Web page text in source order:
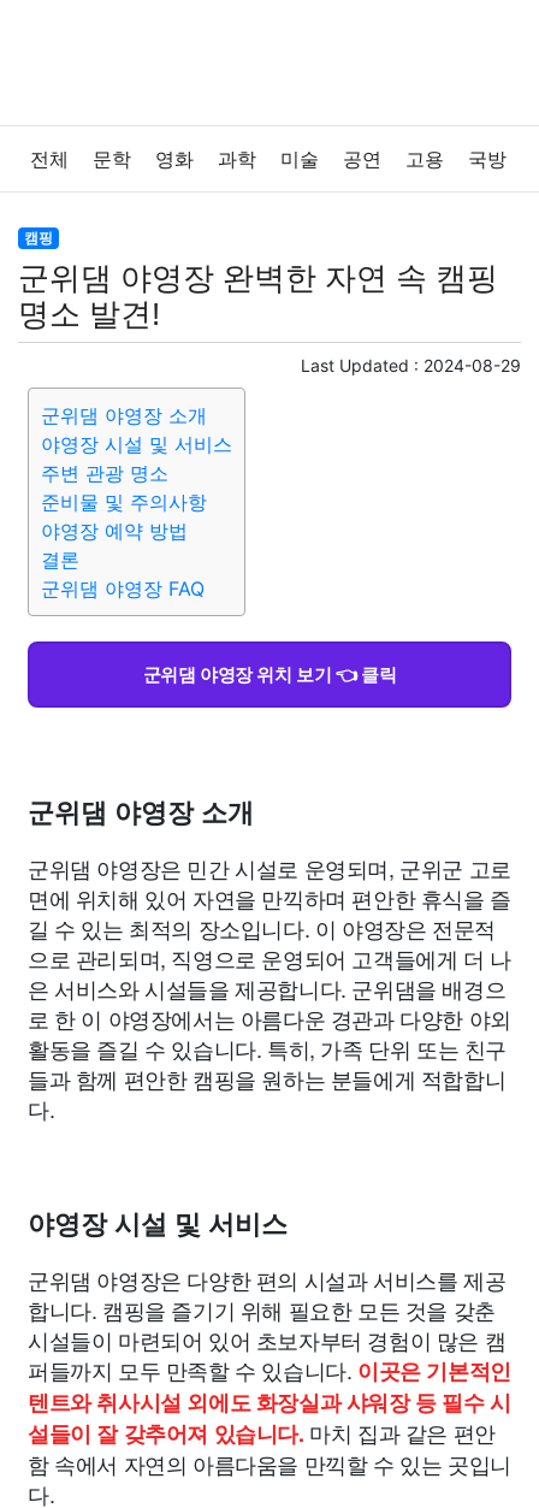
전체 문학 영화 과학 미술 공연 고용 국방
법률
보건 질병 가요 방송 일상 주식 암호화폐
반려동물 패션 미용
증권 인테리어 요리
게임 스포츠 사진
맛집
의료 의학 경제 마케팅
기타
캠핑
군위댐 야영장 완벽한 자연 속 캠핑
명소 발견!
Last Updated : 2024-08-29
군위댐 야영장 소개
야영장 시설 및 서비스
주변 관광 명소
준비물 및 주의사항
야영장 예약 방법
결론
군위댐 야영장 FAQ
군위댐 야영장 위치 보기 👈 클릭
군위댐 야영장 소개
군위댐 야영장은 민간 시설로 운영되며, 군위군 고로
면에 위치해 있어 자연을 만끽하며 편안한 휴식을 즐
길 수 있는 최적의 장소입니다. 이 야영장은 전문적
으로 관리되며, 직영으로 운영되어 고객들에게 더 나
은 서비스와 시설들을 제공합니다. 군위댐을 배경으
로 한 이 야영장에서는 아름다운 경관과 다양한 야외
활동을 즐길 수 있습니다. 특히, 가족 단위 또는 친구
들과 함께 편안한 캠핑을 원하는 분들에게 적합합니
다.
야영장 시설 및 서비스
군위댐 야영장은 다양한 편의 시설과 서비스를 제공
합니다. 캠핑을 즐기기 위해 필요한 모든 것을 갖춘
시설들이 마련되어 있어 초보자부터 경험이 많은 캠
퍼들까지 모두 만족할 수 있습니다. 이곳은 기본적인
텐트와 취사시설 외에도 화장실과 샤워장 등 필수 시
설들이 잘 갖추어져 있습니다. 마치 집과 같은 편안
함 속에서 자연의 아름다움을 만끽할 수 있는 곳입니
다.